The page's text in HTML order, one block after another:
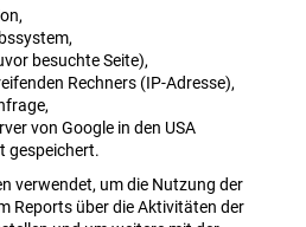
besuchte Seite),
Rechners (IP-Adresse),
von Google in den USA
gespeichert.
verwendet, um die Nutzung der
Reports über die Aktivitäten der